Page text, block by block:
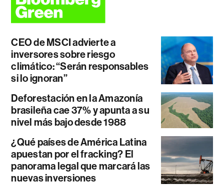
CEO de MSCI advierte a
inversores sobre riesgo
climático: “Serán responsables
si lo ignoran”
Deforestación en la Amazonía
brasileña cae 37% y apunta a su
nivel más bajo desde 1988
¿Qué países de América Latina
apuestan por el fracking? El
panorama legal que marcará las
nuevas inversiones